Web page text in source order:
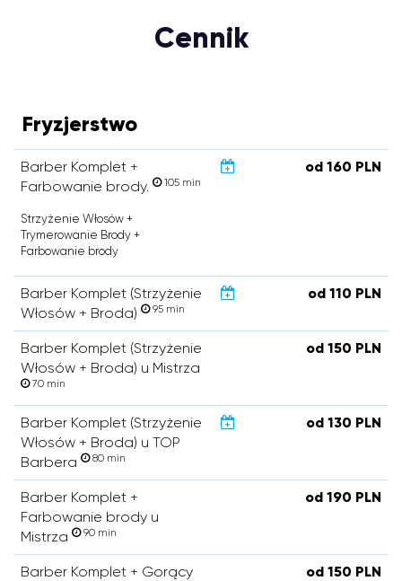
Cennik
Fryzjerstwo
Barber Komplet +
Farbowanie brody.
105 min
od 160 PLN
Strzyżenie Włosów +
Trymerowanie Brody +
Farbowanie brody
Barber Komplet (Strzyżenie
Włosów + Broda)
95 min
od 110 PLN
Barber Komplet (Strzyżenie
Włosów + Broda) u Mistrza
70 min
od 150 PLN
Barber Komplet (Strzyżenie
Włosów + Broda) u TOP
Barbera
80 min
od 130 PLN
Barber Komplet +
Farbowanie brody u
Mistrza
90 min
od 190 PLN
Barber Komplet + Gorący
od 150 PLN